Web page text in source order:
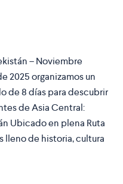
– Noviembre
2025 organizamos un
de 8 días para descubrir
de Asia Central:
Ubicado en plena Ruta
lleno de historia, cultura